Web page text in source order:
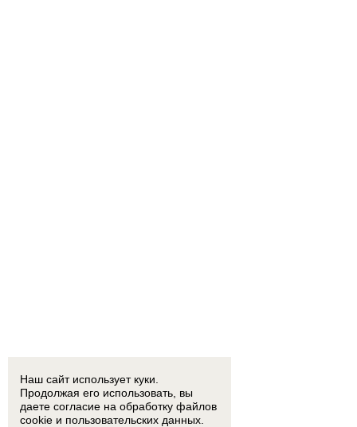
Наш сайт использует куки.
Продолжая его использовать, вы
даете согласие на обработку файлов
cookie и пользовательских данных.